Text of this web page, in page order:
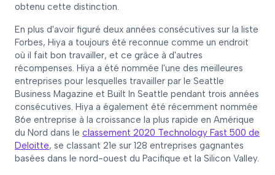
obtenu cette distinction.
En plus d'avoir figuré deux années consécutives sur la liste
Forbes, Hiya a toujours été reconnue comme un endroit
où il fait bon travailler, et ce grâce à d'autres
récompenses. Hiya a été nommée l'une des meilleures
entreprises pour lesquelles travailler par le Seattle
Business Magazine et Built In Seattle pendant trois années
consécutives. Hiya a également été récemment nommée
86e entreprise à la croissance la plus rapide en Amérique
du Nord dans le classement 2020 Technology Fast 500 de
Deloitte, se classant 21e sur 128 entreprises gagnantes
basées dans le nord-ouest du Pacifique et la Silicon Valley.